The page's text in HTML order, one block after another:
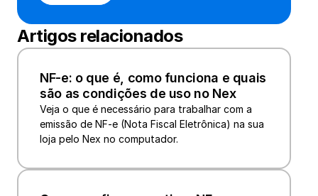
Artigos relacionados
NF-e: o que é, como funciona e quais
são as condições de uso no Nex
Veja o que é necessário para trabalhar com a
emissão de NF-e (Nota Fiscal Eletrônica) na sua
loja pelo Nex no computador.